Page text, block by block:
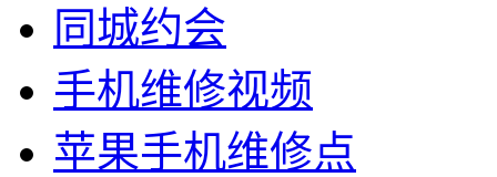
同城约会
手机维修视频
苹果手机维修点